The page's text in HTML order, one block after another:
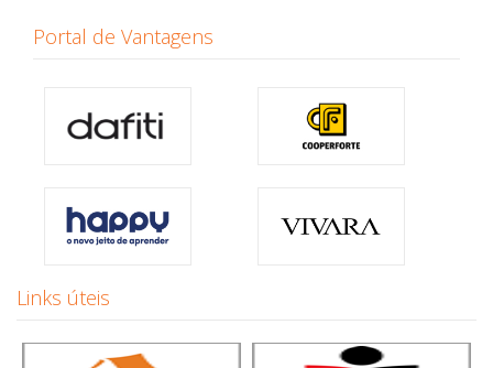
Portal de Vantagens
Links úteis